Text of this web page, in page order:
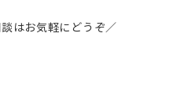
はお気軽にどうぞ／